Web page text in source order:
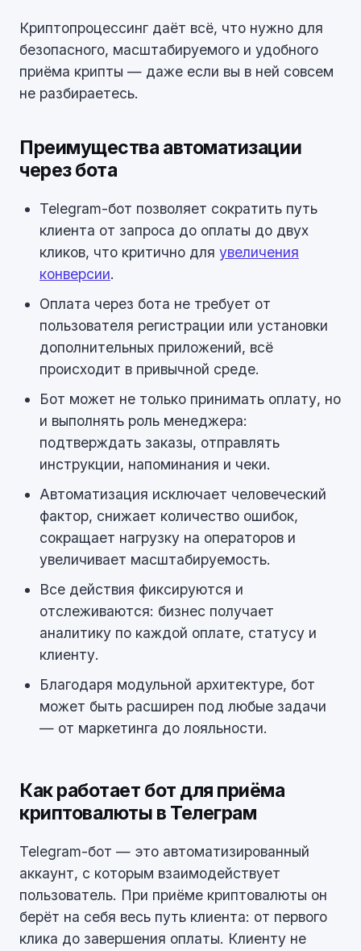
Криптопроцессинг даёт всё, что нужно для
безопасного, масштабируемого и удобного
приёма крипты — даже если вы в ней совсем
не разбираетесь.
Преимущества автоматизации
через бота
Telegram-бот позволяет сократить путь
клиента от запроса до оплаты до двух
кликов, что критично для увеличения
конверсии.
Оплата через бота не требует от
пользователя регистрации или установки
дополнительных приложений, всё
происходит в привычной среде.
Бот может не только принимать оплату, но
и выполнять роль менеджера:
подтверждать заказы, отправлять
инструкции, напоминания и чеки.
Автоматизация исключает человеческий
фактор, снижает количество ошибок,
сокращает нагрузку на операторов и
увеличивает масштабируемость.
Все действия фиксируются и
отслеживаются: бизнес получает
аналитику по каждой оплате, статусу и
клиенту.
Благодаря модульной архитектуре, бот
может быть расширен под любые задачи
— от маркетинга до лояльности.
Как работает бот для приёма
криптовалюты в Телеграм
Telegram-бот — это автоматизированный
аккаунт, с которым взаимодействует
пользователь. При приёме криптовалюты он
берёт на себя весь путь клиента: от первого
клика до завершения оплаты. Клиенту не